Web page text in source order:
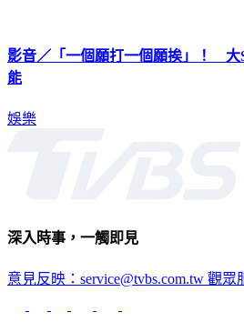
影音／「一個願打一個願挨」！ 大
能
娛樂
深入時事，一觸即見
意見反映：service@tvbs.com.tw 觀眾